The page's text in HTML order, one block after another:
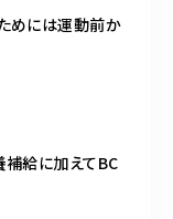
めには運動前か
給に加えてBC